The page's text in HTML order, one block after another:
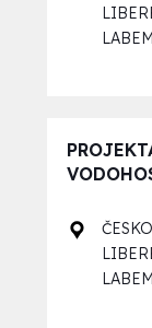
LABEM
ČESKO
LABEM